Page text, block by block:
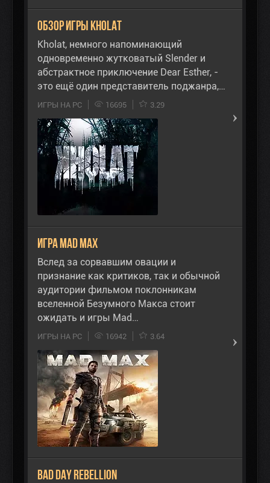
Обзор игры Kholat
Kholat, немного напоминающий
одновременно жутковатый Slender и
абстрактное приключение Dear Esther, -
это ещё один представитель поджанра,…
ИГРЫ НА PC 16695 3.29
Игра Mad Max
Вслед за сорвавшим овации и
признание как критиков, так и обычной
аудитории фильмом поклонникам
вселенной Безумного Макса стоит
ожидать и игры Mad…
ИГРЫ НА PC 16942 3.64
Bad Day Rebellion